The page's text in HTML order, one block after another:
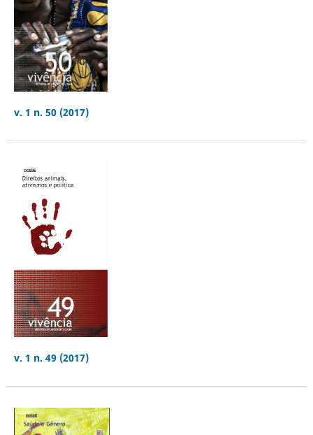
v. 1 n. 50 (2017)
v. 1 n. 49 (2017)